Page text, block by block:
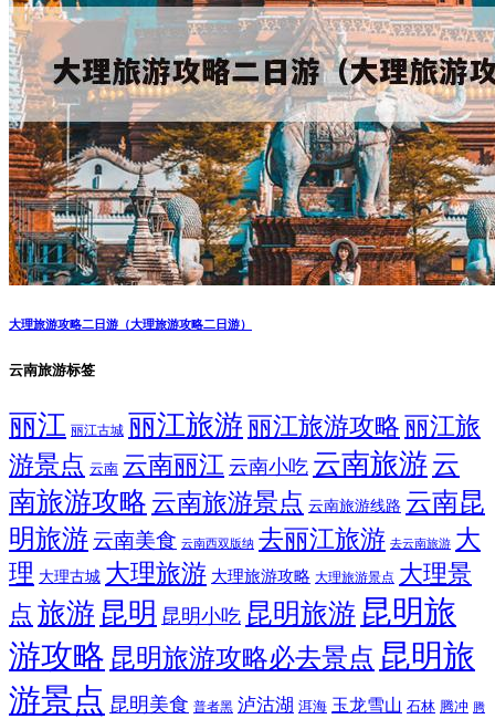
大理旅游攻略二日游（大理旅游攻略二日游）
云南旅游标签
丽江 丽江古城 丽江旅游 丽江旅游攻略 丽江旅
游景点 云南 云南丽江 云南小吃 云南旅游 云
南旅游攻略 云南旅游景点 云南旅游线路 云南昆
明旅游 云南美食 云南西双版纳 去丽江旅游 去云南旅游 大
理 大理古城 大理旅游 大理旅游攻略 大理旅游景点 大理景
点 旅游 昆明 昆明小吃 昆明旅游 昆明旅
游攻略 昆明旅游攻略必去景点 昆明旅
游景点 昆明美食 普者黑 泸沽湖 洱海 玉龙雪山 石林 腾冲 腾